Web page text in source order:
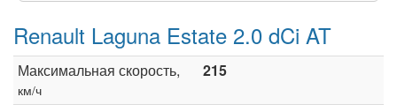
Renault Laguna Estate 2.0 dCi AT
Максимальная скорость,
км/ч
215